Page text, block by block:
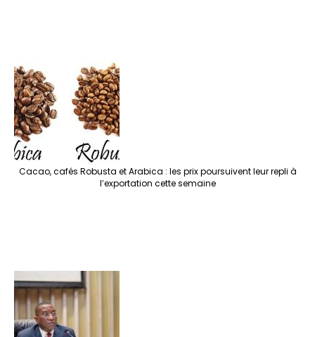
Cacao, cafés Robusta et Arabica : les prix poursuivent leur repli à
l’exportation cette semaine